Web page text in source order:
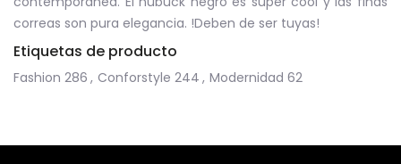
correas son pura elegancia. !Deben de ser tuyas!
Etiquetas de producto
Fashion 286 , Conforstyle 244 , Modernidad 62